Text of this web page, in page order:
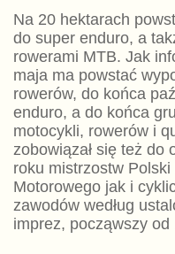
Na 20 hektarach
do super enduro, a
rowerami MTB. Jak
maja ma powstać
rowerów, do końca
enduro, a do końca
motocykli, rowerów i
zobowiązał się też do
roku mistrzostw
Motorowego jak i
zawodów według
imprez, począwszy